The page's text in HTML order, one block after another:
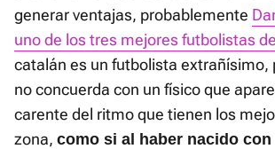
generar ventajas, probablemente
uno de los tres mejores futbolistas
catalán es un futbolista extrañísimo,
no concuerda con un físico que
carente del ritmo que tienen los
zona, como si al haber nacido con